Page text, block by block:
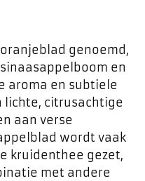
genoemd,
en
aroma en subtiele
lichte, citrusachtige
aan verse
wordt vaak
kruidenthee gezet,
met andere